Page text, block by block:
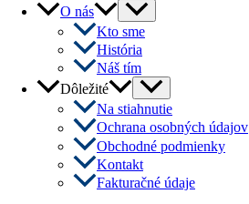
O nás
Menu
Toggle
Kto sme
História
Náš tím
Dôležité
Menu
Toggle
Na stiahnutie
Ochrana osobných údajov
Obchodné podmienky
Kontakt
Fakturačné údaje